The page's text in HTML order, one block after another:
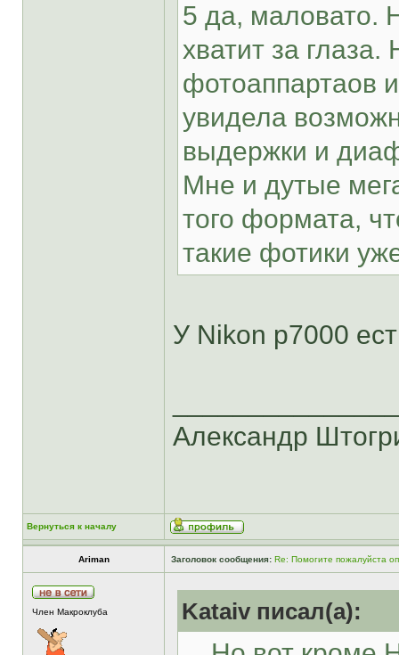
5 да, маловато.
хватит за
фотоаппартаов
увидела
выдержки и
Мне и дутые
того формата,
такие фотики
У Nikon p7000
Александр
Вернуться к началу
Ariman Заголовок сообщения: Re: Помогите пожалуйста
Член Макроклуба Kataiv писал(а):